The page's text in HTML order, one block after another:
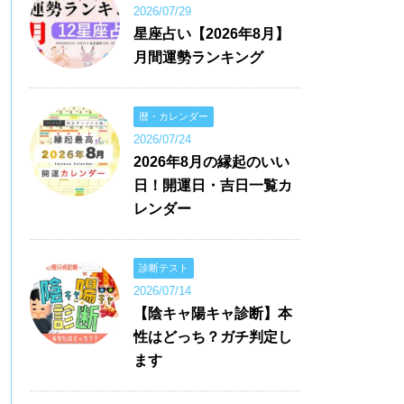
2026/07/29
星座占い【2026年8月】
月間運勢ランキング
暦・カレンダー
2026/07/24
2026年8月の縁起のいい
日！開運日・吉日一覧カ
レンダー
診断テスト
2026/07/14
【陰キャ陽キャ診断】本
性はどっち？ガチ判定し
ます